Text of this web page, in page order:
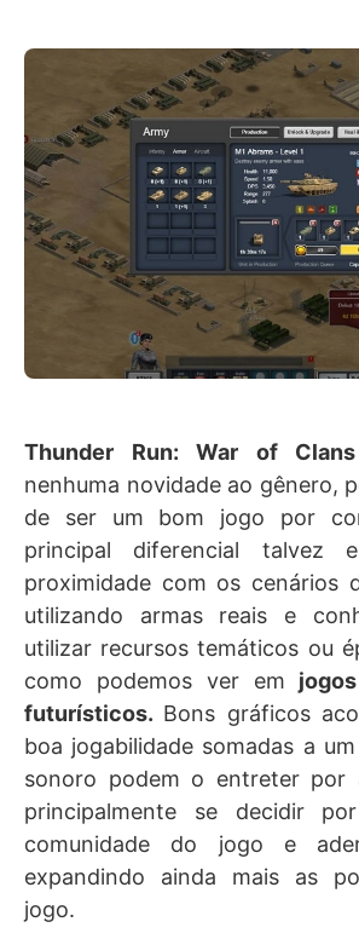
Thunder Run: War of Clans
nenhuma novidade ao gênero,
de ser um bom jogo por
principal diferencial talvez
proximidade com os cenários
utilizando armas reais e
utilizar recursos temáticos ou
como podemos ver em
futurísticos. Bons gráficos
boa jogabilidade somadas a
sonoro podem o entreter por
principalmente se decidir
comunidade do jogo e
expandindo ainda mais as
jogo.